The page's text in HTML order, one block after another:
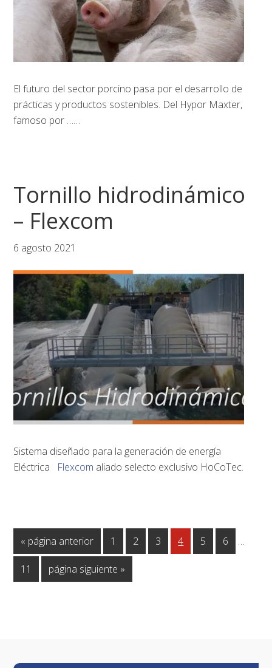
El futuro del sector porcino pasa por el desarrollo de
prácticas y productos sostenibles. Del Hypor Maxter,
famoso por ……
Tornillo hidrodinámico
– Flexcom
6 agosto 2021
Sistema diseñado para la generación de energía
Eléctrica Flexcom aliado selecto exclusivo HoCoTec.
« Ir
a
la
página anterior Página
1 Página
2 Página
3 Página
4 Página
5 Página
6 …
Página
11
Ir
a
página siguiente »